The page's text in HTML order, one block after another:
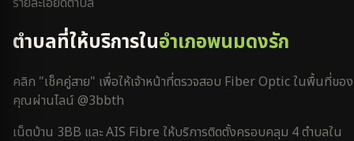
ตำบลที่ให้บริการในอำเภอพนมดงรัก
คลิก "เช็คคู่สาย" เพื่อให้เจ้าหน้าที่ตรวจสอบ Fiber Optic ในพื้นที่ของ
คุณผ่านไลน์ @3bbth
เน็ตบ้าน 3BB และ AIS Fibre ให้บริการติดตั้งครอบคลุม 4ตำบลใน